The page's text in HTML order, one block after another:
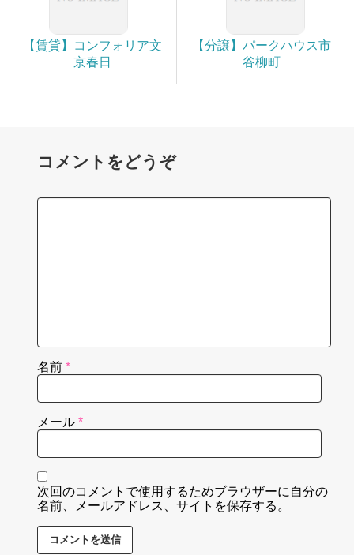
【賃貸】コンフォリア文
京春日
【分譲】パークハウス市
谷柳町
コメントをどうぞ
名前 *
メール *
次回のコメントで使用するためブラウザーに自分の
名前、メールアドレス、サイトを保存する。